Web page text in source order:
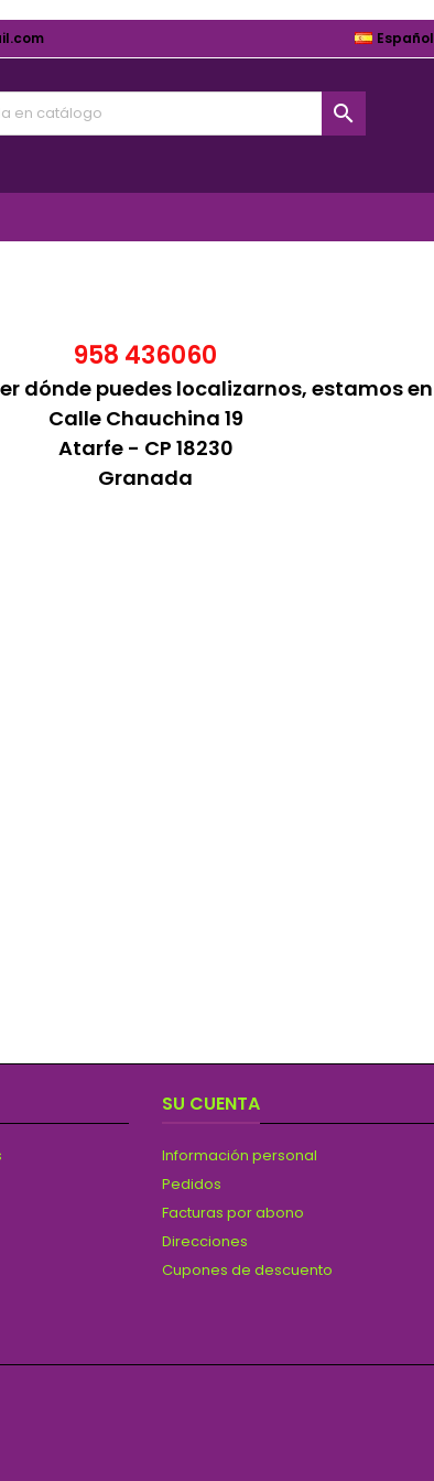
Español

958 436060
dónde puedes localizarnos, estamos en
Calle Chauchina 19
Atarfe - CP 18230
Granada
SU CUENTA
Información personal
Pedidos
Facturas por abono
Direcciones
Cupones de descuento